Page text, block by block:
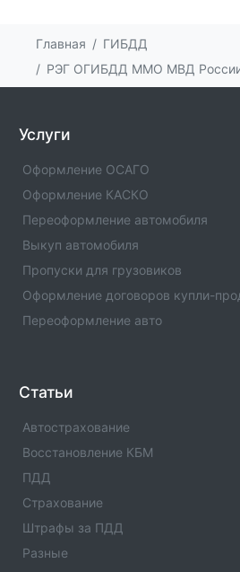
РЭО-4 МРЭО ГИБДД МВД по
Отделение ГИБДД РЭО-3 МРЭО
ЧР(Код:1196003) с адресами,
деятельности отделения -
РЭО-2 МРЭО ГИБДД МВД по
Отделение ГИБДД РЭО-2 МРЭО
ЧР(Код:1196002) с адресами,
ЧР(Код:1196030) с адресами,
Отделение ГИБДД ОМВД
Отделение ГИБДД Отделение
по Шелковскому р-ну Чеченской
Республики(Код:1196008) с
Сферы деятельности отделения
информация.
Главная
ГИБДД
РЭГ ОГИБДД ММО МВД России
Услуги
Оформление ОСАГО
Оформление КАСКО
Переоформление автомобиля
Выкуп автомобиля
Пропуски для грузовиков
Оформление договоров купли-
Переоформление авто
Статьи
Автострахование
Восстановление КБМ
ПДД
Страхование
Штрафы за ПДД
Разные